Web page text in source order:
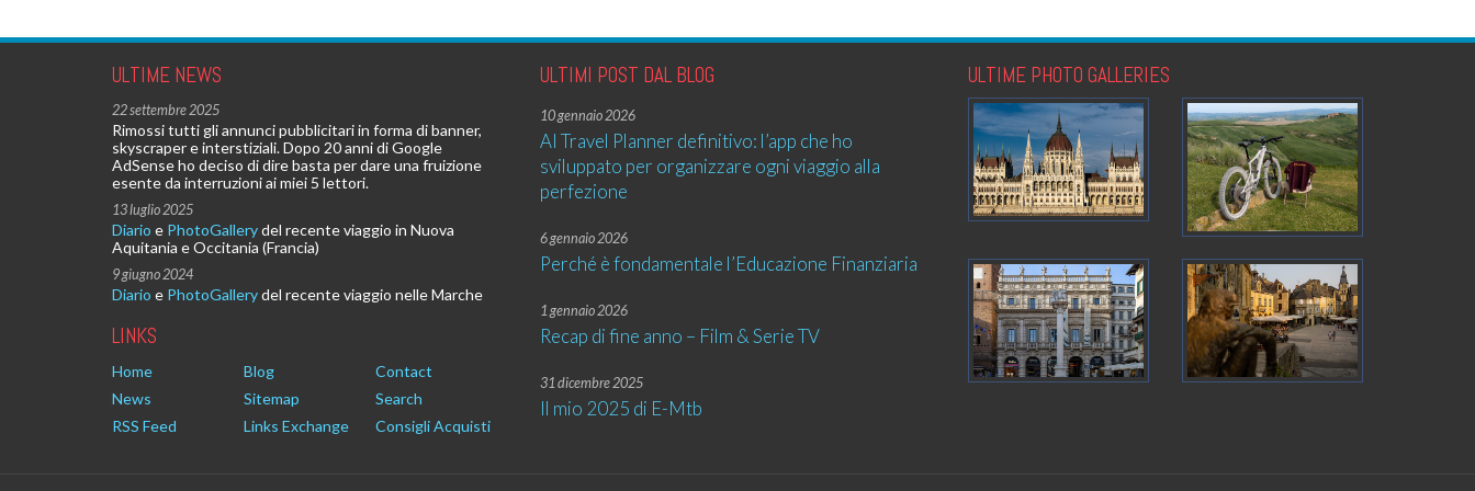
ULTIME NEWS
22 settembre 2025
Rimossi tutti gli annunci pubblicitari in forma di banner,
skyscraper e interstiziali. Dopo 20 anni di Google
AdSense ho deciso di dire basta per dare una fruizione
esente da interruzioni ai miei 5 lettori.
13 luglio 2025
Diario e PhotoGallerydel recente viaggio in Nuova
Aquitania e Occitania (Francia)
9 giugno 2024
Diario e PhotoGallerydel recente viaggio nelle Marche
LINKS
Home Blog
Contact
News
Sitemap
Search
RSS Feed
Links Exchange Consigli Acquisti
ULTIMI POST DAL BLOG
10 gennaio 2026
AI Travel Planner definitivo: l’app che ho
sviluppato per organizzare ogni viaggio alla
perfezione
6 gennaio 2026
Perché è fondamentale l’Educazione Finanziaria
1 gennaio 2026
Recap di fine anno – Film & Serie TV
31 dicembre 2025
Il mio 2025 di E-Mtb
ULTIME PHOTO GALLERIES